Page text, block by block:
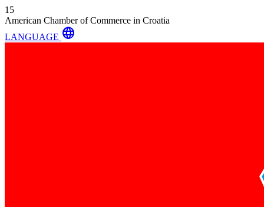
15
American Chamber of Commerce in Croatia
LANGUAGE language